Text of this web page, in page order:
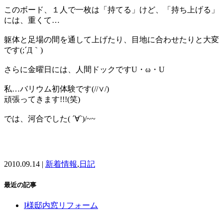
このボード、１人で一枚は「持てる」けど、「持ち上げる」
には、重くて…
躯体と足場の間を通して上げたり、目地に合わせたりと大変
です(;´Д｀)
さらに金曜日には、人間ドックですU・ω・U
私…バリウム初体験です(//∨/)
頑張ってきます!!!(笑)
では、河合でした( ´∀`)/~~
2010.09.14 | 新着情報, 日記
最近の記事
I様邸内窓リフォーム